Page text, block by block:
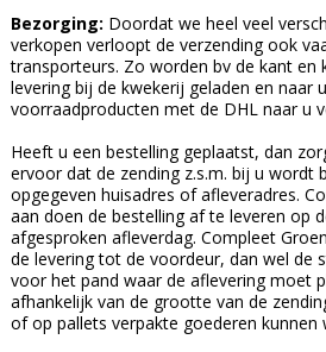
Bezorging: Doordat we heel veel
verkopen verloopt de verzending ook
transporteurs. Zo worden bv de kant en
levering bij de kwekerij geladen en naar
voorraadproducten met de DHL naar u
Heeft u een bestelling geplaatst, dan
ervoor dat de zending z.s.m. bij u wordt
opgegeven huisadres of afleveradres.
aan doen de bestelling af te leveren op
afgesproken afleverdag. Compleet
de levering tot de voordeur, dan wel de
voor het pand waar de aflevering moet
afhankelijk van de grootte van de
of op pallets verpakte goederen kunnen